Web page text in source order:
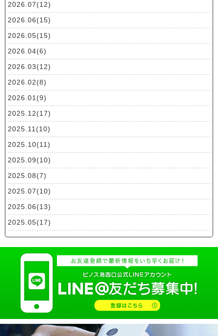
2026.07(12)
2026.06(15)
2026.05(15)
2026.04(6)
2026.03(12)
2026.02(8)
2026.01(9)
2025.12(17)
2025.11(10)
2025.10(11)
2025.09(10)
2025.08(7)
2025.07(10)
2025.06(13)
2025.05(17)
2025.04(19)
2025.03(10)
2025.01(14)
2024.12(14)
2024.10(18)